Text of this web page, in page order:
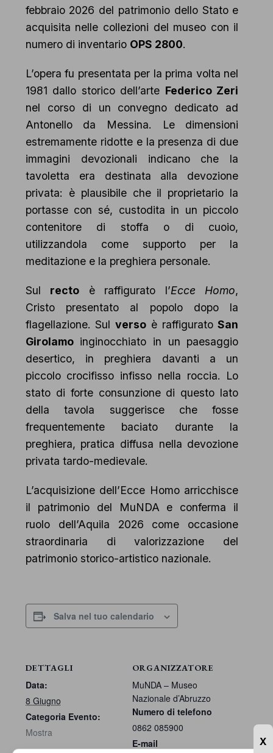
febbraio 2026 del patrimonio dello Stato e
acquisita nelle collezioni del museo con il
numero di inventario OPS 2800.
L’opera fu presentata per la prima volta nel
1981 dallo storico dell’arte Federico Zeri
nel corso di un convegno dedicato ad
Antonello da Messina. Le dimensioni
estremamente ridotte e la presenza di due
immagini devozionali indicano che la
tavoletta era destinata alla devozione
privata: è plausibile che il proprietario la
portasse con sé, custodita in un piccolo
contenitore di stoffa o di cuoio,
utilizzandola come supporto per la
meditazione e la preghiera personale.
Sul recto è raffigurato l’Ecce Homo,
Cristo presentato al popolo dopo la
flagellazione. Sulverso è raffiguratoSan
Girolamoinginocchiato in un paesaggio
desertico, in preghiera davanti a un
piccolo crocifisso infisso nella roccia. Lo
stato di forte consunzione di questo lato
della tavola suggerisce che fosse
frequentemente baciato durante la
preghiera, pratica diffusa nella devozione
privata tardo-medievale.
L’acquisizione dell’Ecce Homo arricchisce
il patrimonio del MuNDA e conferma il
ruolo dell’Aquila 2026 come occasione
straordinaria di valorizzazione del
patrimonio storico-artistico nazionale.
Salva nel tuo calendario
DETTAGLI
Data:
8 Giugno
Categoria Evento:
Mostra
ORGANIZZATORE
MuNDA – Museo
Nazionale d’Abruzzo
Numero di telefono
0862 085900
E-mail
X